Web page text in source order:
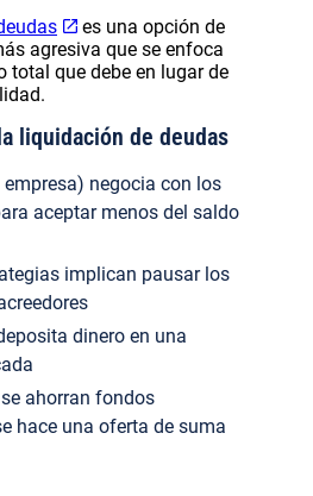
es una opción de
agresiva que se enfoca
total que debe en lugar de
liquidación de deudas
empresa) negocia con los
aceptar menos del saldo
implican pausar los
dinero en una
ahorran fondos
hace una oferta de suma